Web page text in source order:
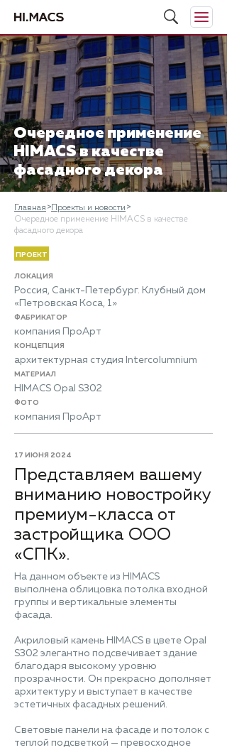
Очередное применение
HIMACS в качестве
фасадного декора
Главная
Проекты и новости
Очередное применение HIMACS в качестве
фасадного декора
ПРОЕКТ
ЛОКАЦИЯ
Россия, Санкт-Петербург. Клубный дом
«Петровская Коса, 1»
ФАБРИКАТОР
компания ПроАрт
КОНЦЕПЦИЯ
архитектурная студия Intercolumnium
МАТЕРИАЛ
HIMACS Opal S302
ФОТО
компания ПроАрт
17 ИЮНЯ 2024
Представляем вашему
вниманию новостройку
премиум-класса от
застройщика ООО
«СПК».
На данном объекте из HIMACS
выполнена облицовка потолка входной
группы и вертикальные элементы
фасада.
Акриловый камень HIMACS в цвете Opal
S302 элегантно подсвечивает здание
благодаря высокому уровню
прозрачности. Он прекрасно дополняет
архитектуру и выступает в качестве
эстетичных фасадных решений.
Световые панели на фасаде и потолок с
теплой подсветкой — превосходное